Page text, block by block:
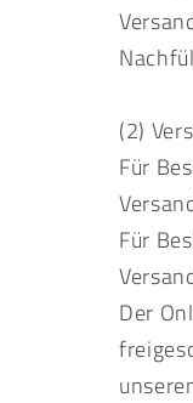
(2)
Für
Für
Der